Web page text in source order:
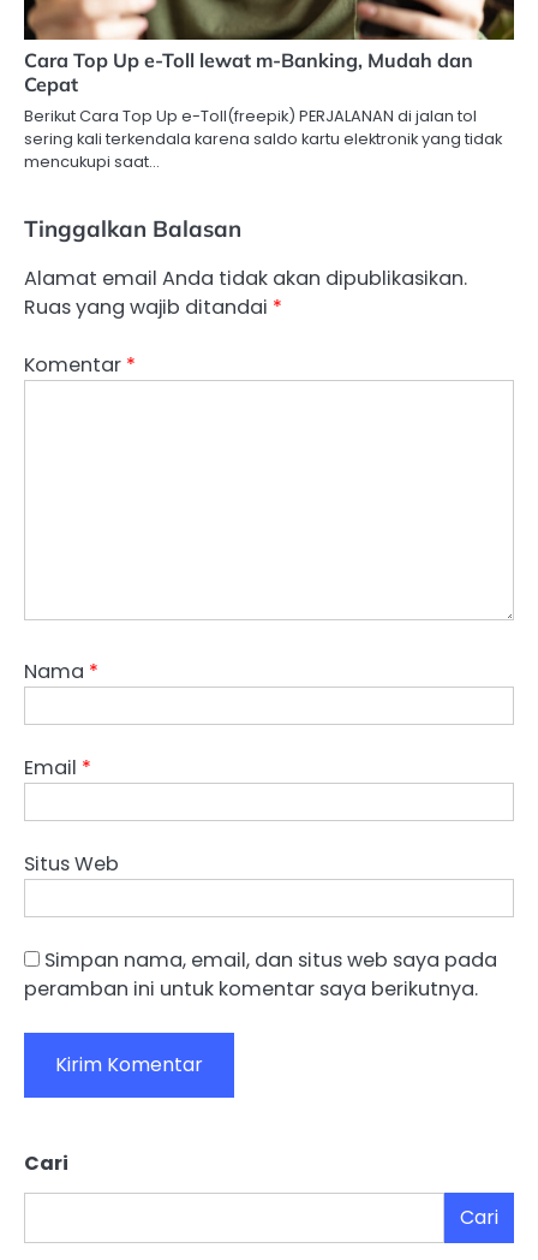
Cara Top Up e-Toll lewat m-Banking, Mudah dan
Cepat
Berikut Cara Top Up e-Toll(freepik) PERJALANAN di jalan tol
sering kali terkendala karena saldo kartu elektronik yang tidak
mencukupi saat…
Tinggalkan Balasan
Alamat email Anda tidak akan dipublikasikan.
Ruas yang wajib ditandai *
Komentar *
Nama *
Email *
Situs Web
Simpan nama, email, dan situs web saya pada
peramban ini untuk komentar saya berikutnya.
Cari
Cari